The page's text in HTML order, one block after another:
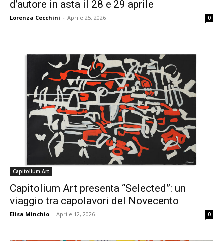
d’autore in asta il 28 e 29 aprile
Lorenza Cecchini - Aprile 25, 2026 0
Capitolium Art
Capitolium Art presenta “Selected”: un
viaggio tra capolavori del Novecento
Elisa Minchio - Aprile 12, 2026 0